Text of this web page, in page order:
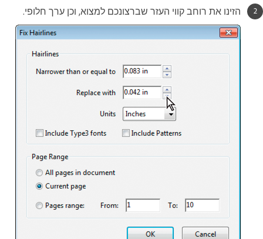
הזינו את רוחב קווי העזר שברצונכם למצוא, וכן ערך חלופי.